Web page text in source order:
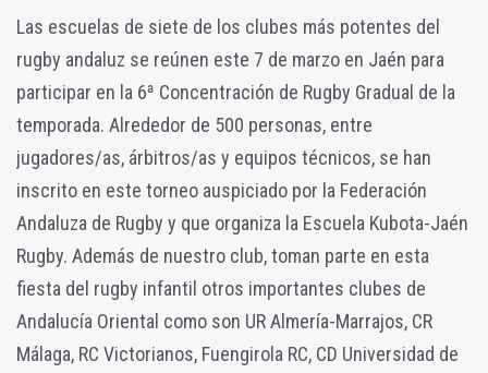
Las escuelas de siete de los clubes más potentes del
rugby andaluz se reúnen este 7 de marzo en Jaén para
participar en la 6ª Concentración de Rugby Gradual de la
temporada. Alrededor de 500 personas, entre
jugadores/as, árbitros/as y equipos técnicos, se han
inscrito en este torneo auspiciado por la Federación
Andaluza de Rugby y que organiza la Escuela Kubota-Jaén
Rugby. Además de nuestro club, toman parte en esta
fiesta del rugby infantil otros importantes clubes de
Andalucía Oriental como son UR Almería-Marrajos, CR
Málaga, RC Victorianos, Fuengirola RC, CD Universidad de